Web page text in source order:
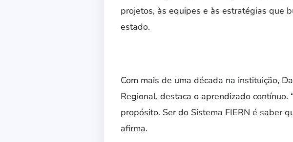
projetos, às equipes e às estratégias que
estado.
Com mais de uma década na instituição,
Regional, destaca o aprendizado
propósito. Ser do Sistema FIERN é saber
afirma.